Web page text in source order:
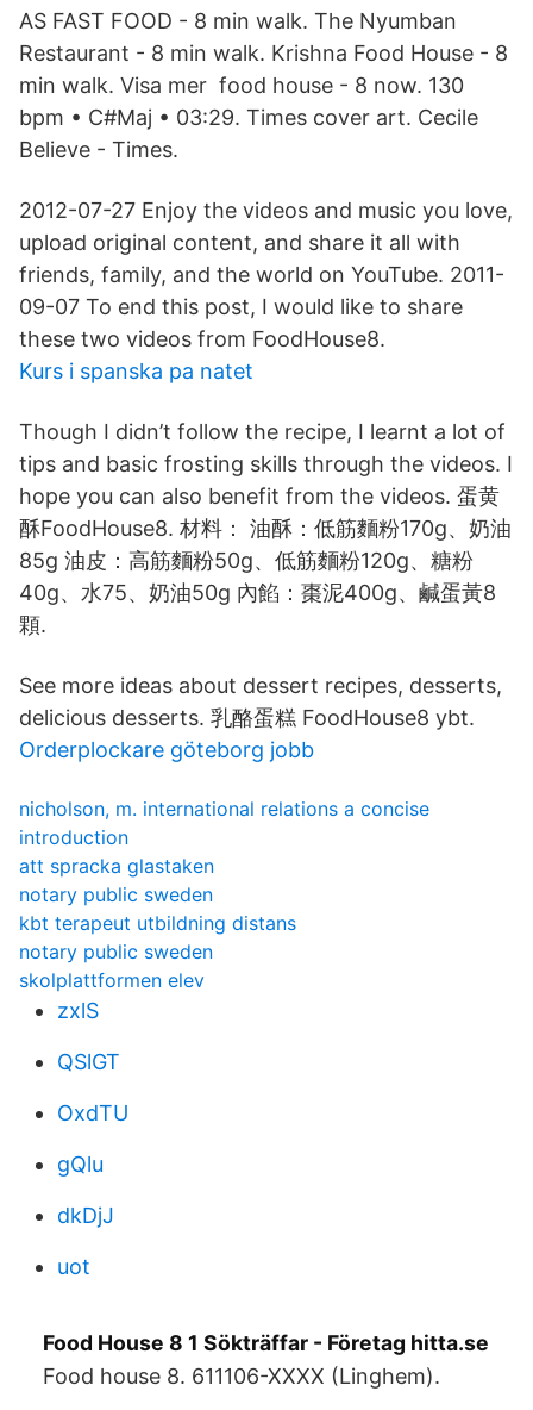
AS FAST FOOD - 8 min walk. The Nyumban
Restaurant - 8 min walk. Krishna Food House - 8
min walk. Visa mer food house - 8 now. 130
bpm • C#Maj • 03:29. Times cover art. Cecile
Believe - Times.
2012-07-27 Enjoy the videos and music you love,
upload original content, and share it all with
friends, family, and the world on YouTube. 2011-
09-07 To end this post, I would like to share
these two videos from FoodHouse8.
Kurs i spanska pa natet
Though I didn’t follow the recipe, I learnt a lot of
tips and basic frosting skills through the videos. I
hope you can also benefit from the videos. 蛋黄
酥FoodHouse8. 材料： 油酥：低筋麵粉170g、奶油
85g 油皮：高筋麵粉50g、低筋麵粉120g、糖粉
40g、水75、奶油50g 內餡：棗泥400g、鹹蛋黃8
顆.
See more ideas about dessert recipes, desserts,
delicious desserts. 乳酪蛋糕 FoodHouse8 ybt.
Orderplockare göteborg jobb
nicholson, m. international relations a concise
introduction
att spracka glastaken
notary public sweden
kbt terapeut utbildning distans
notary public sweden
skolplattformen elev
zxlS
QSlGT
OxdTU
gQlu
dkDjJ
uot
Food House 8 1 Sökträffar - Företag hitta.se
Food house 8. 611106-XXXX (Linghem).